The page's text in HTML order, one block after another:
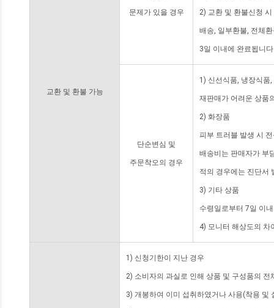
교환 및 환불 가능
문제가 있을 경우 2) 교환 및 환불신청
배송, 일부환불, 전체
3일 이내에 완료됩니
단순변심 및
주문착오의 경우
1) 신선식품, 냉장식품
재판매가 어려운 상품
2) 화장품
피부 트러블 발생 시
배송비는 판매자가 부
적의 경우에는 진단서
3) 기타 상품
수령일로부터 7일 이
4) 모니터 해상도의 차
1) 신청기한이 지난 경우
2) 소비자의 과실로 인해 상품 및 구성품의
3) 개봉하여 이미 섭취하였거나 사용(착용 및